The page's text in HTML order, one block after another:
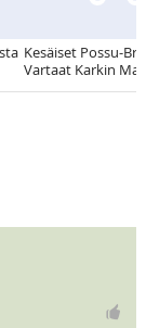
Kesäiset Possu-
Vartaat Karkin